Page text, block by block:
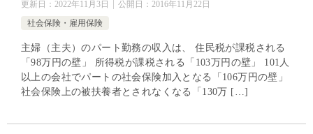
更新日： 2022年11月3日 公開日： 2016年11月22日
社会保険・雇用保険
主婦（主夫）のパート勤務の収入は、 住民税が課税される
「98万円の壁」 所得税が課税される「103万円の壁」 101人
以上の会社でパートの社会保険加入となる「106万円の壁」
社会保険上の被扶養者とされなくなる「130万 […]